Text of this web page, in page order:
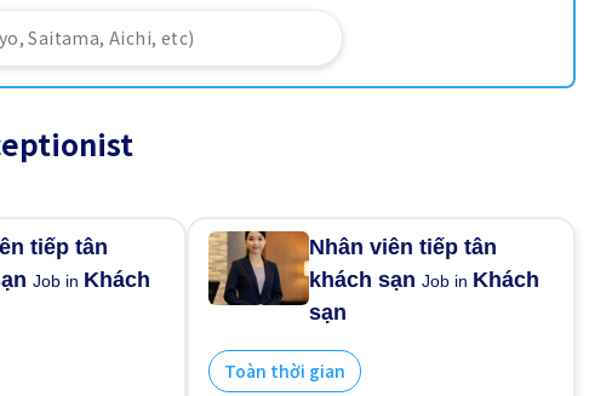
tiếp tân
Job in Khách
Nhân viên tiếp tân
khách sạnJob in Khách
sạn
Toàn thời gian